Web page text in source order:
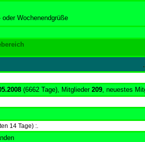
Wochenendgrüße
(6662 Tage), Mitglieder 209, neuestes
14 Tage) :.